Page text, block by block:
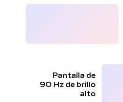
Pantalla de
90 Hz de brillo
alto